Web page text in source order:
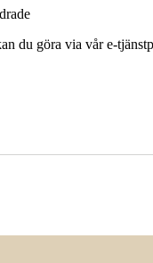
du göra via vår e-